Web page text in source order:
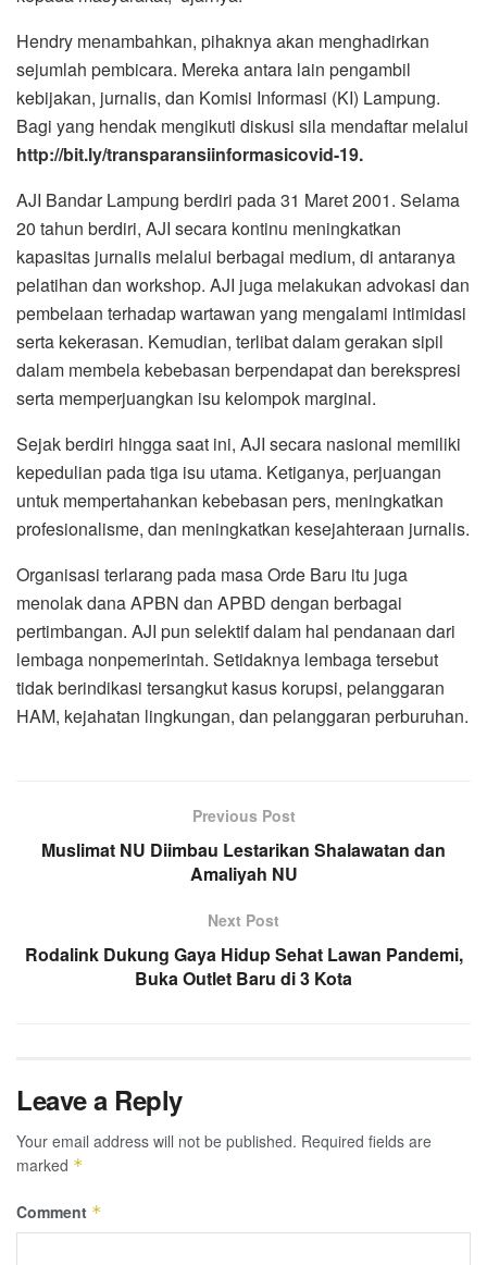
Hendry menambahkan, pihaknya akan menghadirkan
sejumlah pembicara. Mereka antara lain pengambil
kebijakan, jurnalis, dan Komisi Informasi (KI) Lampung.
Bagi yang hendak mengikuti diskusi sila mendaftar melalui
http://bit.ly/transparansiinformasicovid-19.
AJI Bandar Lampung berdiri pada 31 Maret 2001. Selama
20 tahun berdiri, AJI secara kontinu meningkatkan
kapasitas jurnalis melalui berbagai medium, di antaranya
pelatihan dan workshop. AJI juga melakukan advokasi dan
pembelaan terhadap wartawan yang mengalami intimidasi
serta kekerasan. Kemudian, terlibat dalam gerakan sipil
dalam membela kebebasan berpendapat dan berekspresi
serta memperjuangkan isu kelompok marginal.
Sejak berdiri hingga saat ini, AJI secara nasional memiliki
kepedulian pada tiga isu utama. Ketiganya, perjuangan
untuk mempertahankan kebebasan pers, meningkatkan
profesionalisme, dan meningkatkan kesejahteraan jurnalis.
Organisasi terlarang pada masa Orde Baru itu juga
menolak dana APBN dan APBD dengan berbagai
pertimbangan. AJI pun selektif dalam hal pendanaan dari
lembaga nonpemerintah. Setidaknya lembaga tersebut
tidak berindikasi tersangkut kasus korupsi, pelanggaran
HAM, kejahatan lingkungan, dan pelanggaran perburuhan.
Previous Post
Muslimat NU Diimbau Lestarikan Shalawatan dan
Amaliyah NU
Next Post
Rodalink Dukung Gaya Hidup Sehat Lawan Pandemi,
Buka Outlet Baru di 3 Kota
Leave a Reply
Your email address will not be published. Required fields are
marked *
Comment *